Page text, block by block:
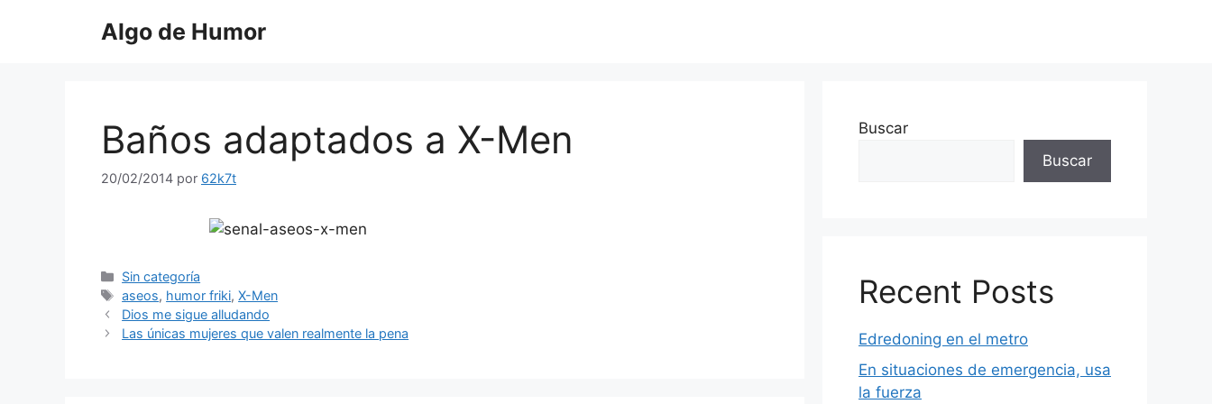
Algo de Humor
Baños adaptados a X-Men
20/02/2014 por 62k7t
Categorías
Sin categoría
Etiquetas
aseos, humor friki,X-Men
Dios me sigue alludando
Las únicas mujeres que valen realmente la pena
Buscar
Buscar
Recent Posts
Edredoning en el metro
En situaciones de emergencia, usa
la fuerza